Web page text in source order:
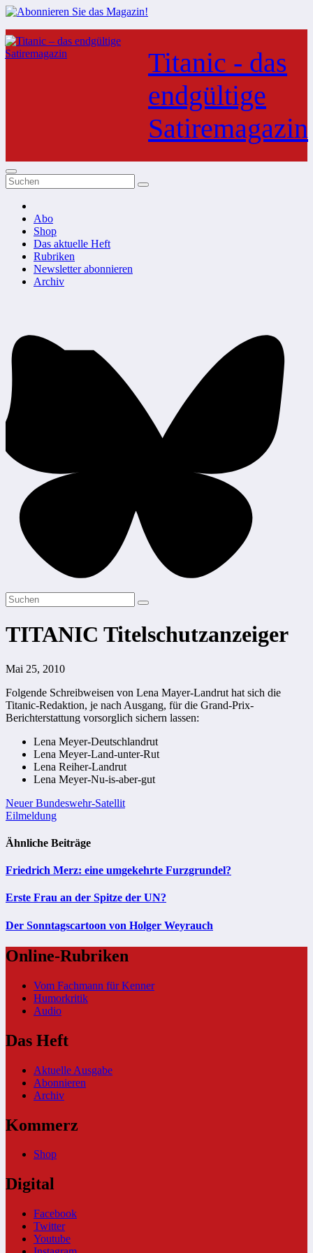
Zum
Inhalt
springen
Titanic - das
endgültige
Satiremagazin
Abo
Shop
Das aktuelle Heft
Rubriken
Newsletter abonnieren
Archiv
TITANIC Titelschutzanzeiger
Mai 25, 2010
Folgende Schreibweisen von Lena Mayer-Landrut hat sich die
Titanic-Redaktion, je nach Ausgang, für die Grand-Prix-
Berichterstattung vorsorglich sichern lassen:
Lena Meyer-Deutschlandrut
Lena Meyer-Land-unter-Rut
Lena Reiher-Landrut
Lena Meyer-Nu-is-aber-gut
Beitragsnavigation
Neuer Bundeswehr-Satellit
Eilmeldung
Ähnliche Beiträge
Friedrich Merz: eine umgekehrte Furzgrundel?
Erste Frau an der Spitze der UN?
Der Sonntagscartoon von Holger Weyrauch
Online-Rubriken
Vom Fachmann für Kenner
Humorkritik
Audio
Das Heft
Aktuelle Ausgabe
Abonnieren
Archiv
Kommerz
Shop
Digital
Facebook
Twitter
Youtube